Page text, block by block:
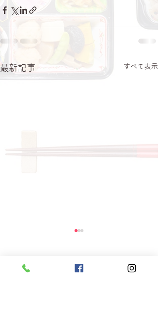
最新記事 すべて表示
コメント